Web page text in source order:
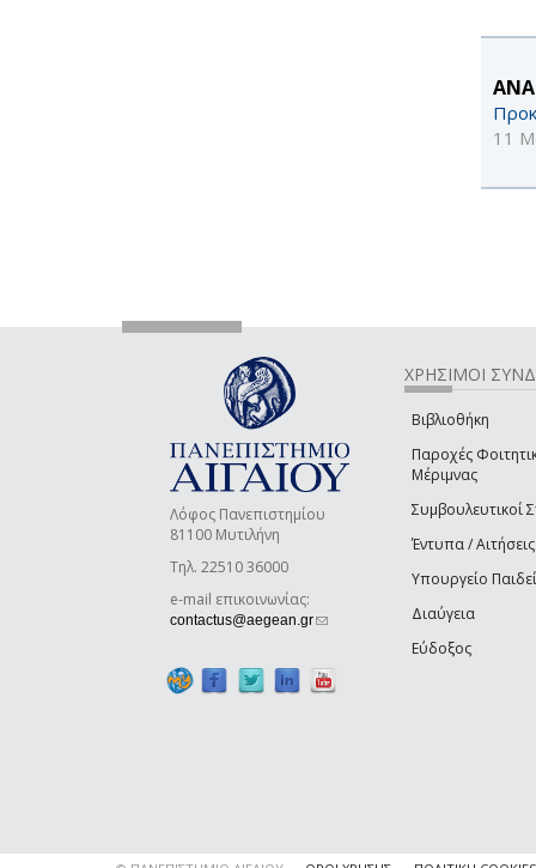
11
Λόφος Πανεπιστημίου
81100 Μυτιλήνη
Τηλ. 22510 36000
e-mail επικοινωνίας:
contactus@aegean.gr(link sends e-mail)
ΧΡΗΣΙΜΟΙ
Βιβλιοθήκη
Παροχές
Μέριμνας
Συμβουλευτικοί
Έντυπα / Αιτήσεις
Υπουργείο
Διαύγεια
Εύδοξος